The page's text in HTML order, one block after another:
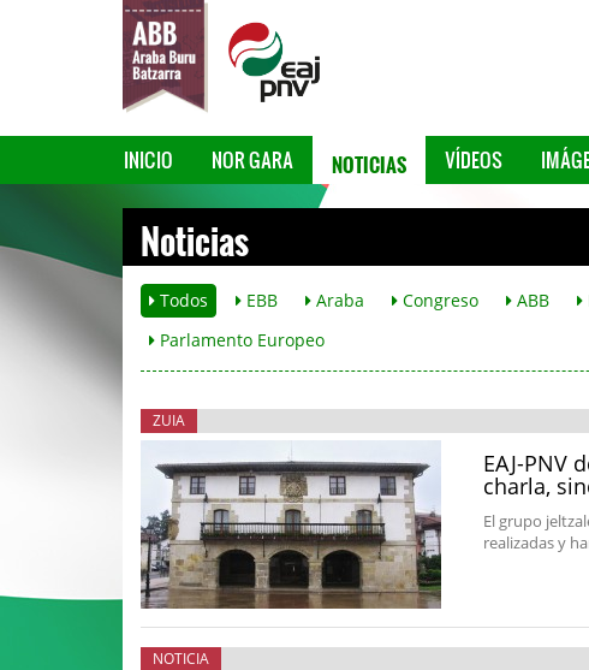
INICIO NOR GARA NOTICIAS VÍDEOS
Noticias
Todos EBB Araba Congreso ABB
Parlamento Europeo
ZUIA
EAJ-PNV
charla,
El grupo
realizadas y
NOTICIA